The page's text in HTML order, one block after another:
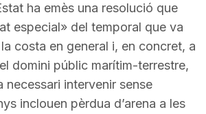
ha emès una resolució que
especial» del temporal que va
costa en general i, en concret, a
domini públic marítim-terrestre,
necessari intervenir sense
inclouen pèrdua d’arena a les